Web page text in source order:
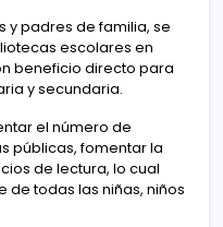
y padres de familia, se
escolares en
beneficio directo para
y secundaria.
el número de
públicas, fomentar la
de lectura, lo cual
de todas las niñas, niños